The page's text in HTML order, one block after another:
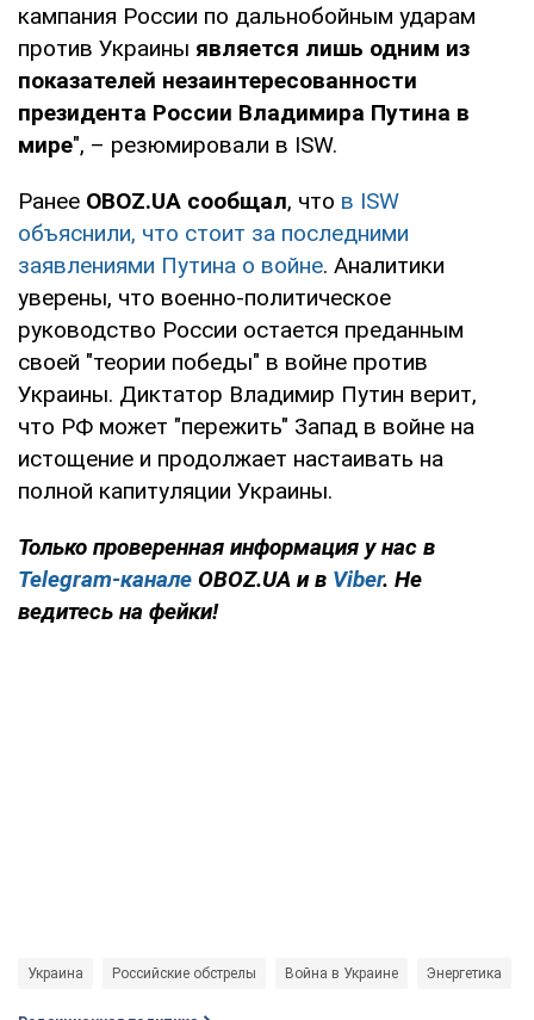
кампания России по дальнобойным ударам
против Украины является лишь одним из
показателей незаинтересованности
президента России Владимира Путина в
мире", – резюмировали в ISW.
Ранее OBOZ.UA сообщал, что в ISW
объяснили, что стоит за последними
заявлениями Путина о войне. Аналитики
уверены, что военно-политическое
руководство России остается преданным
своей "теории победы" в войне против
Украины. Диктатор Владимир Путин верит,
что РФ может "пережить" Запад в войне на
истощение и продолжает настаивать на
полной капитуляции Украины.
Только проверенная информация у нас в
Telegram-канале OBOZ.UA и в Viber. Не
ведитесь на фейки!
Украина Российские обстрелы Война в Украине Энергетика